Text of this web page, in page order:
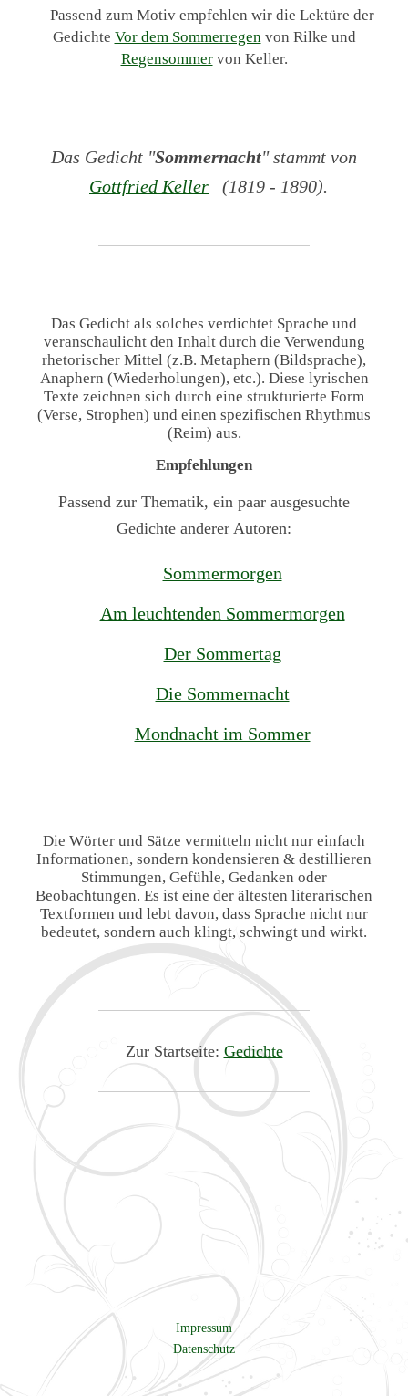
Passend zum Motiv empfehlen wir die Lektüre der
Gedichte Vor dem Sommerregen von Rilke und
Regensommervon Keller.
Das Gedicht "Sommernacht" stammt von
Gottfried Keller (1819 - 1890).
Das Gedicht als solches verdichtet Sprache und
veranschaulicht den Inhalt durch die Verwendung
rhetorischer Mittel (z.B. Metaphern (Bildsprache),
Anaphern (Wiederholungen), etc.). Diese lyrischen
Texte zeichnen sich durch eine strukturierte Form
(Verse, Strophen) und einen spezifischen Rhythmus
(Reim) aus.
Empfehlungen
Passend zur Thematik, ein paar ausgesuchte
Gedichte anderer Autoren:
Sommermorgen
Am leuchtenden Sommermorgen
Der Sommertag
Die Sommernacht
Mondnacht im Sommer
Die Wörter und Sätze vermitteln nicht nur einfach
Informationen, sondern kondensieren & destillieren
Stimmungen, Gefühle, Gedanken oder
Beobachtungen. Es ist eine der ältesten literarischen
Textformen und lebt davon, dass Sprache nicht nur
bedeutet, sondern auch klingt, schwingt und wirkt.
Zur Startseite: Gedichte
Impressum
Datenschutz